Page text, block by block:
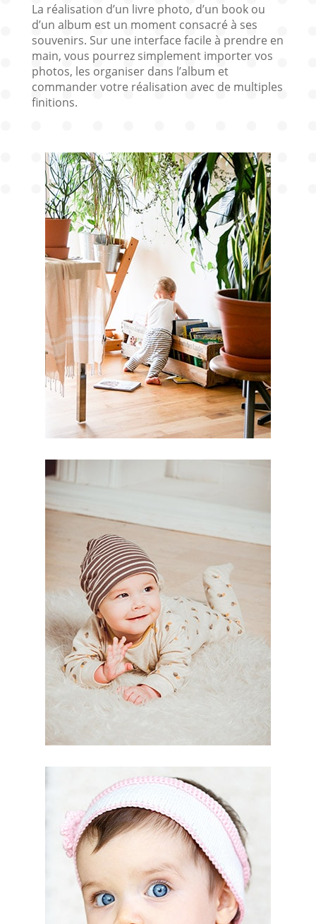
La réalisation d’un livre photo, d’un book ou
d’un album est un moment consacré à ses
souvenirs. Sur une interface facile à prendre en
main, vous pourrez simplement importer vos
photos, les organiser dans l’album et
commander votre réalisation avec de multiples
finitions.